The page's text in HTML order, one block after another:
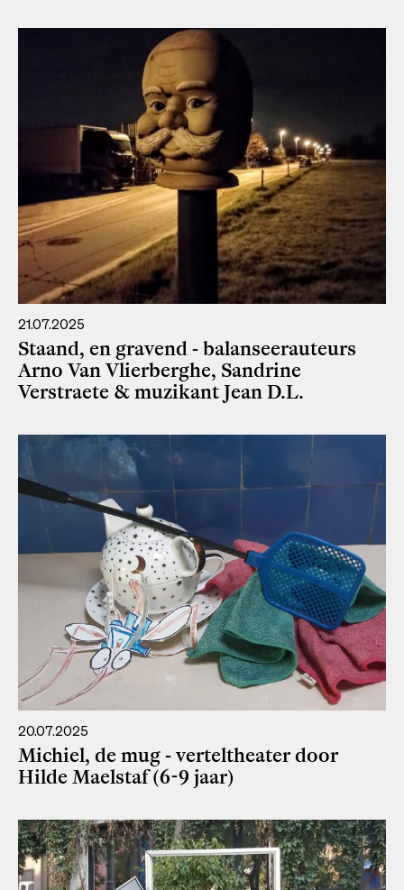
21.07.2025
Staand, en gravend - balanseerauteurs
Arno Van Vlierberghe, Sandrine
Verstraete & muzikant Jean D.L.
20.07.2025
Michiel, de mug - verteltheater door
Hilde Maelstaf (6-9 jaar)